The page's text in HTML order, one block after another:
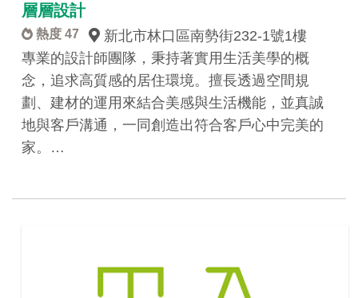
層層設計
熱度 47
新北市林口區南勢街232-1號1樓
專業的設計師團隊，秉持著實用生活美學的概
念，追求高質感的居住環境。擅長透過空間規
劃、建材的運用來結合美感與生活機能，並真誠
地與客戶溝通，一同創造出符合客戶心中完美的
家。…